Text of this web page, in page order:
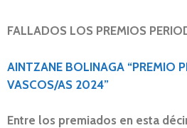
FALLADOS LOS PREMIOS
AINTZANE BOLINAGA “PREMIO
VASCOS/AS 2024”
Entre los premiados en esta